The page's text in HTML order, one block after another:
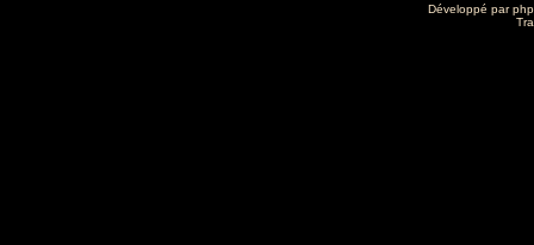
Développé par